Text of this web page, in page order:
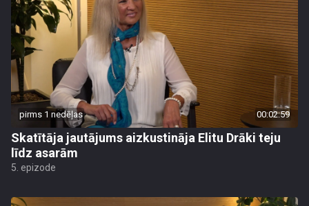
pirms 1 nedēļas 00:02:59
Skatītāja jautājums aizkustināja Elitu Drāki teju
līdz asarām
5. epizode